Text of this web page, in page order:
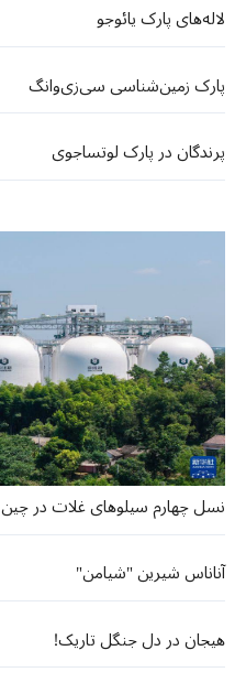
لاله‌های پارک یائوجو
پارک زمین‌شناسی سی‌زی‌وانگ
پرندگان در پارک لوتساجوی
نسل چهارم سیلوهای غلات در چین
آناناس شیرین "شیامن"
هیجان در دل جنگل تاریک!